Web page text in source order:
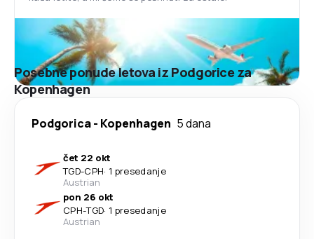
Posebne ponude letova iz Podgorice za
Kopenhagen
Podgorica- Kopenhagen 5 dana
čet 22 okt
TGD-CPH· 1 presedanje
Austrian
pon 26 okt
CPH-TGD· 1 presedanje
Austrian